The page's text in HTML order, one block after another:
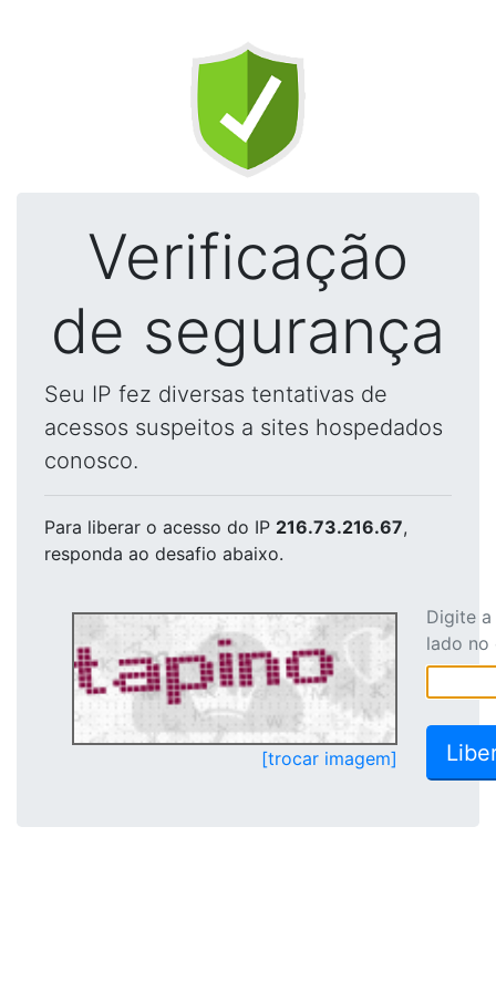
Verificação
de segurança
Seu IP fez diversas tentativas de
acessos suspeitos a sites hospedados
conosco.
Para liberar o acesso do IP 216.73.216.67,
responda ao desafio abaixo.
[trocar imagem]
Digite
lado no